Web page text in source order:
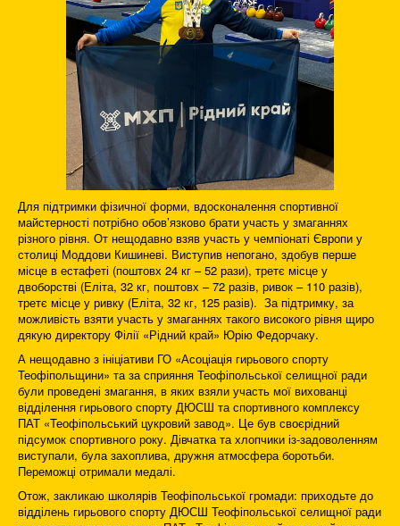
Для підтримки фізичної форми, вдосконалення спортивної
майстерності потрібно обов’язково брати участь у змаганнях
різного рівня. От нещодавно взяв участь у чемпіонаті Європи у
столиці Моддови Кишиневі. Виступив непогано, здобув перше
місце в естафеті (поштовх 24 кг – 52 рази), третє місце у
двоборстві (Еліта, 32 кг, поштовх – 72 разів, ривок – 110 разів),
третє місце у ривку (Еліта, 32 кг, 125 разів). За підтримку, за
можливість взяти участь у змаганнях такого високого рівня щиро
дякую директору Філії «Рідний край» Юрію Федорчаку.
А нещодавно з ініціативи ГО «Асоціація гирьового спорту
Теофіпольщини» та за сприяння Теофіпольської селищної ради
були проведені змагання, в яких взяли участь мої вихованці
відділення гирьового спорту ДЮСШ та спортивного комплексу
ПАТ «Теофіпольський цукровий завод». Це був своєрідний
підсумок спортивного року. Дівчатка та хлопчики із-задоволенням
виступали, була захоплива, дружня атмосфера боротьби.
Переможці отримали медалі.
Отож, закликаю школярів Теофіпольської громади: приходьте до
відділень гирьового спорту ДЮСШ Теофіпольської селищної ради